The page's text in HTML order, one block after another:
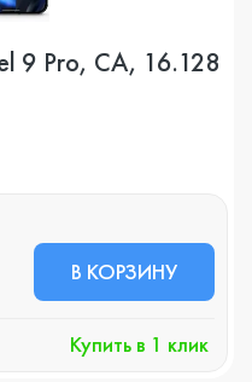
9 Pro, CA, 16.128
В КОРЗИНУ
Купить в 1 клик